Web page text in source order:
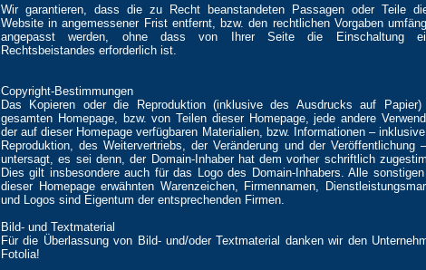
Wir garantieren, dass die zu Recht beanstandeten Passagen oder Teile
Website in angemessener Frist entfernt, bzw. den rechtlichen Vorgaben
angepasst werden, ohne dass von Ihrer Seite die Einschaltung
Rechtsbeistandes erforderlich ist.
Copyright-Bestimmungen
Das Kopieren oder die Reproduktion (inklusive des Ausdrucks auf Papier)
gesamten Homepage, bzw. von Teilen dieser Homepage, jede andere
der auf dieser Homepage verfügbaren Materialien, bzw. Informationen –
Reproduktion, des Weitervertriebs, der Veränderung und der Veröffentlichung
untersagt, es sei denn, der Domain-Inhaber hat dem vorher schriftlich
Dies gilt insbesondere auch für das Logo des Domain-Inhabers. Alle
dieser Homepage erwähnten Warenzeichen, Firmennamen,
und Logos sind Eigentum der entsprechenden Firmen.
Bild- und Textmaterial
Für die Überlassung von Bild- und/oder Textmaterial danken wir den
Fotolia!